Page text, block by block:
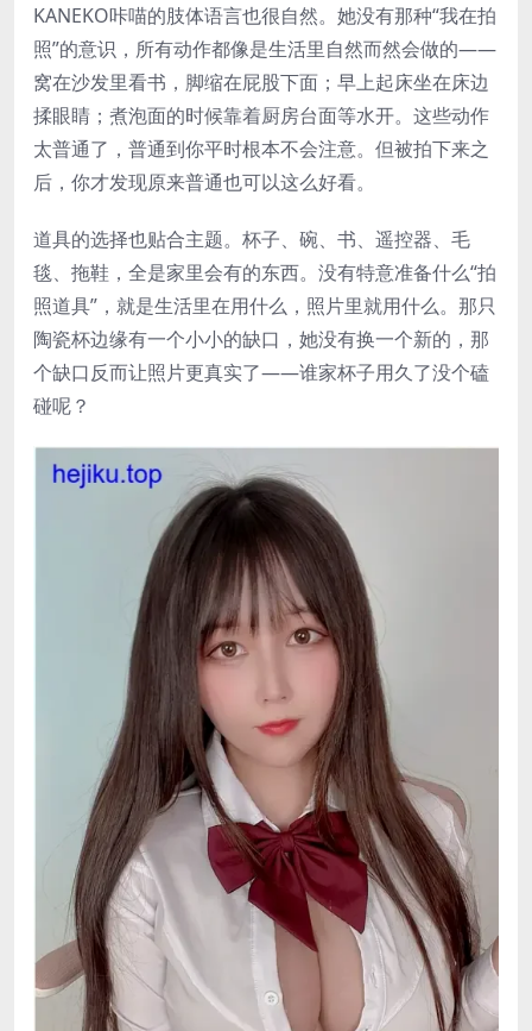
KANEKO咔喵的肢体语言也很自然。她没有那种“我在拍
照”的意识，所有动作都像是生活里自然而然会做的——
窝在沙发里看书，脚缩在屁股下面；早上起床坐在床边
揉眼睛；煮泡面的时候靠着厨房台面等水开。这些动作
太普通了，普通到你平时根本不会注意。但被拍下来之
后，你才发现原来普通也可以这么好看。
道具的选择也贴合主题。杯子、碗、书、遥控器、毛
毯、拖鞋，全是家里会有的东西。没有特意准备什么“拍
照道具”，就是生活里在用什么，照片里就用什么。那只
陶瓷杯边缘有一个小小的缺口，她没有换一个新的，那
个缺口反而让照片更真实了——谁家杯子用久了没个磕
碰呢？